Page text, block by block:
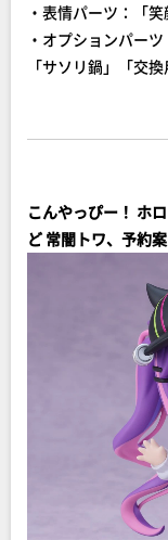
・表情パーツ：「
・オプションパー
「サソリ鍋」「交
こんやっぴー！ ホ
ど 常闇トワ、予約